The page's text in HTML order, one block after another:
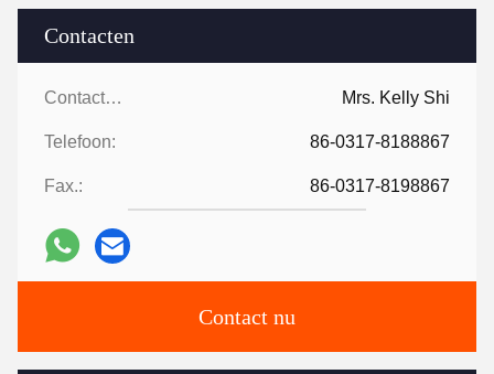
Contacten
Contacten: Mrs. Kelly Shi
Telefoon: 86-0317-8188867
Fax.: 86-0317-8198867
Contact nu